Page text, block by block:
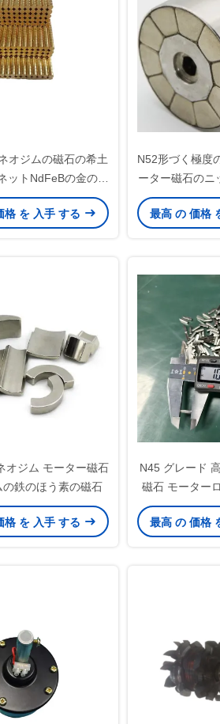
オジムの磁石の希土
ットNdFeBの金のコ
特にカスタマイズし
た
格 を 入手 する
N52形づく極度
ーター磁石のニ
ング
最高 の 価格
オジム モーター磁石
の鉄のほう素の磁石
格 を 入手 する
N45 グレード
磁石 モーター
ーションのため
能な
最高 の 価格